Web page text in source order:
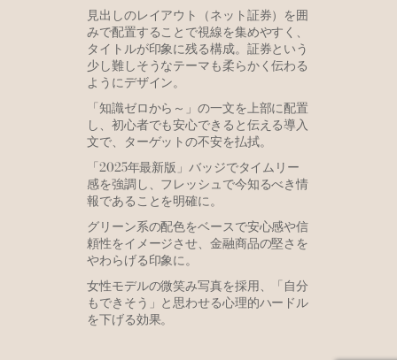
見出しのレイアウト（ネット証券）を囲
みで配置することで視線を集めやすく、
タイトルが印象に残る構成。証券という
少し難しそうなテーマも柔らかく伝わる
ようにデザイン。
「知識ゼロから～」の一文を上部に配置
し、初心者でも安心できると伝える導入
文で、ターゲットの不安を払拭。
「2025年最新版」バッジでタイムリー
感を強調し、フレッシュで今知るべき情
報であることを明確に。
グリーン系の配色をベースで安心感や信
頼性をイメージさせ、金融商品の堅さを
やわらげる印象に。
女性モデルの微笑み写真を採用、「自分
もできそう」と思わせる心理的ハードル
を下げる効果。